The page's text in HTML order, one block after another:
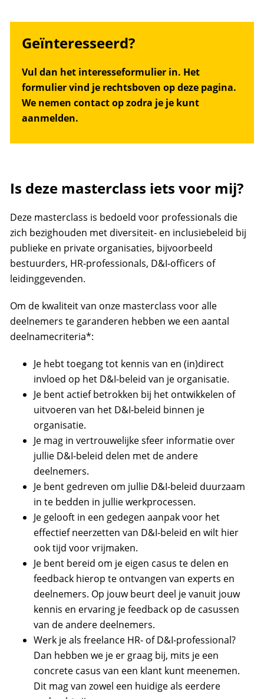
Geïnteresseerd?
Vul dan het interesseformulier in. Het
formulier vind je rechtsboven op deze pagina.
We nemen contact op zodra je je kunt
aanmelden.
Is deze masterclass iets voor mij?
Deze masterclass is bedoeld voor professionals die
zich bezighouden met diversiteit- en inclusiebeleid bij
publieke en private organisaties, bijvoorbeeld
bestuurders, HR-professionals, D&I-officers of
leidinggevenden.
Om de kwaliteit van onze masterclass voor alle
deelnemers te garanderen hebben we een aantal
deelnamecriteria*:
Je hebt toegang tot kennis van en (in)direct
invloed op het D&I-beleid van je organisatie.
Je bent actief betrokken bij het ontwikkelen of
uitvoeren van het D&I-beleid binnen je
organisatie.
Je mag in vertrouwelijke sfeer informatie over
jullie D&I-beleid delen met de andere
deelnemers.
Je bent gedreven om jullie D&I-beleid duurzaam
in te bedden in jullie werkprocessen.
Je gelooft in een gedegen aanpak voor het
effectief neerzetten van D&I-beleid en wilt hier
ook tijd voor vrijmaken.
Je bent bereid om je eigen casus te delen en
feedback hierop te ontvangen van experts en
deelnemers. Op jouw beurt deel je vanuit jouw
kennis en ervaring je feedback op de casussen
van de andere deelnemers.
Werk je als freelance HR- of D&I-professional?
Dan hebben we je er graag bij, mits je een
concrete casus van een klant kunt meenemen.
Dit mag van zowel een huidige als eerdere